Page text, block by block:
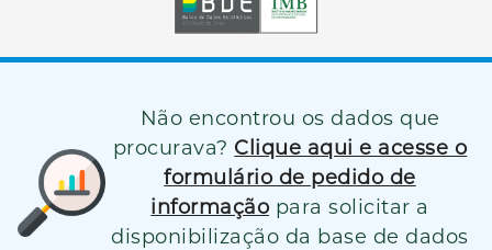
Não encontrou os dados que
procurava? Clique aqui e acesse o
formulário de pedido de
informação para solicitar a
disponibilização da base de dados